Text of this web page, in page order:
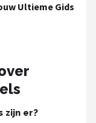
Ultieme Gids
zijn er?